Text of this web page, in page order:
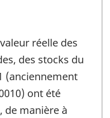
réelle des
des stocks du
(anciennement
ont été
de manière à